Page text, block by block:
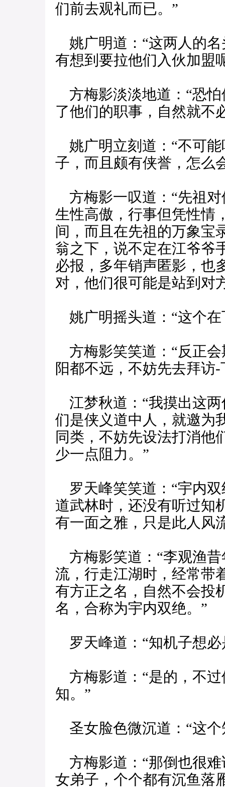
们前去观礼而已。”
姚广明道：“这两人的
有想到要拉他们入伙加盟
方梅影淡淡地道：“恐
了他们的职事，自然就不
姚广明立刻道：“不可
子，而且颇有侠誉，怎么
方梅影一叹道：“先祖
生性高傲，行事但凭性情
间，而且在先祖的万象宝
翁之下，说不定在江爷爷
必报，多年销声匿影，也
对，他们很可能是站到对
姚广明摇头道：“这个在
方梅影笑笑道：“反正
阳都不远，不妨先去拜访-
江梦秋道：“我摸出这
们是侠义道中人，就邀为
同类，不妨先设法打消他
少一点阻力。”
罗天峰笑笑道：“宇内
道武林时，还没有听过知
有一面之雅，只是此人风
方梅影笑道：“李观渔
流，行走江湖时，经常带
有方正之名，自然不会投
名，合称为宇内双绝。”
罗天峰道：“知机子想必
方梅影道：“是的，不
知。”
圣女脸色微沉道：“这个
方梅影道：“那倒也很
女弟子，个个都有沉鱼落